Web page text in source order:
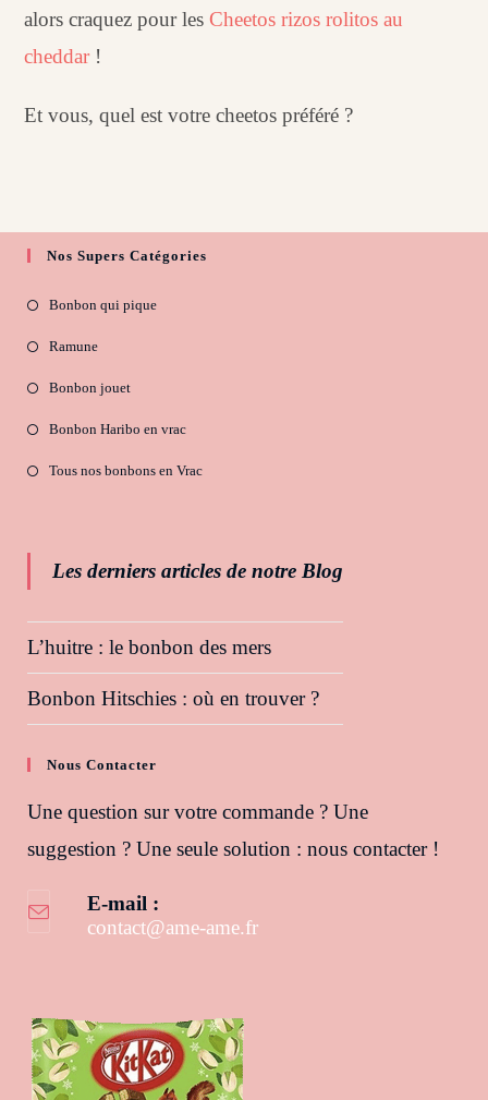
alors craquez pour lesCheetos rizos rolitos au
cheddar!
Et vous, quel est votre cheetos préféré ?
Nos Supers Catégories
Bonbon qui pique
Ramune
Bonbon jouet
Bonbon Haribo en vrac
Tous nos bonbons en Vrac
Les derniers articles de notre Blog
L’huitre : le bonbon des mers
Bonbon Hitschies : où en trouver ?
Nous Contacter
Une question sur votre commande ? Une
suggestion ? Une seule solution : nous contacter !
E-mail :
contact@ame-ame.frS’ouvre dans votre application